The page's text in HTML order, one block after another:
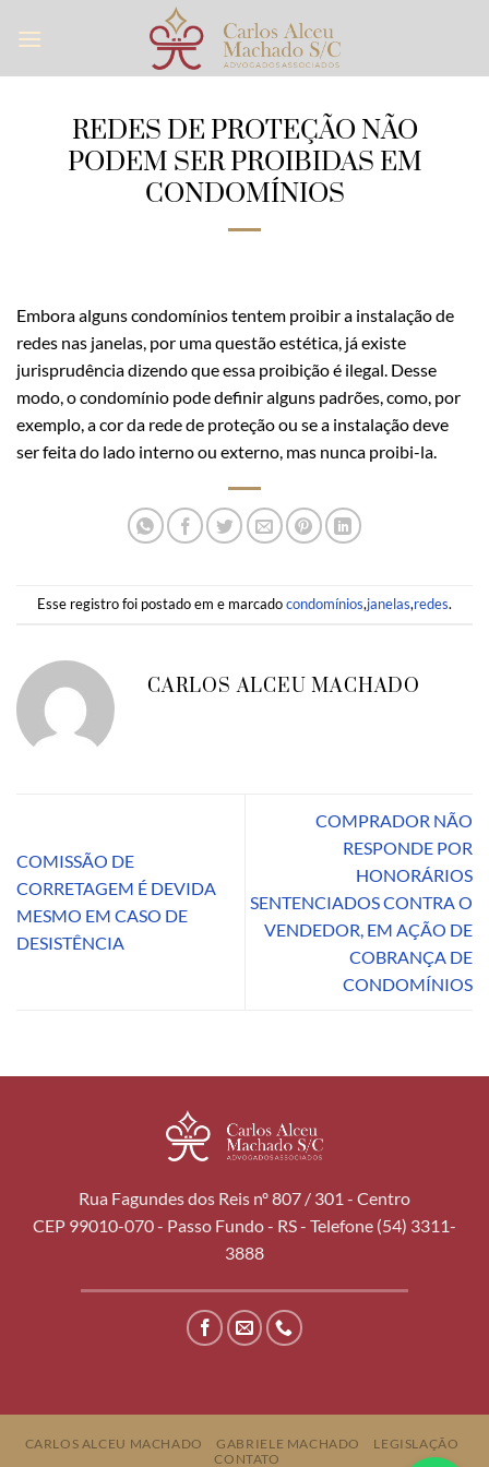
REDES DE PROTEÇÃO NÃO
PODEM SER PROIBIDAS EM
CONDOMÍNIOS
Embora alguns condomínios tentem proibir a instalação de
redes nas janelas, por uma questão estética, já existe
jurisprudência dizendo que essa proibição é ilegal. Desse
modo, o condomínio pode definir alguns padrões, como, por
exemplo, a cor da rede de proteção ou se a instalação deve
ser feita do lado interno ou externo, mas nunca proibi-la.
Esse registro foi postado em e marcadocondomínios,janelas,redes.
CARLOS ALCEU MACHADO
COMISSÃO DE
CORRETAGEM É DEVIDA
MESMO EM CASO DE
DESISTÊNCIA
COMPRADOR NÃO
RESPONDE POR
HONORÁRIOS
SENTENCIADOS CONTRA O
VENDEDOR, EM AÇÃO DE
COBRANÇA DE
CONDOMÍNIOS
Rua Fagundes dos Reis nº 807 / 301 - Centro
CEP 99010-070 - Passo Fundo - RS - Telefone (54) 3311-
3888
CARLOS ALCEU MACHADO GABRIELE MACHADO
LEGISLAÇÃO
CONTATO